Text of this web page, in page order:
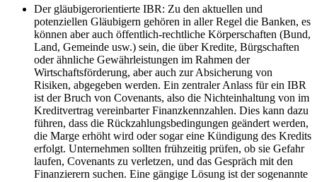
Der gläubigerorientierte IBR: Zu den aktuellen und
potenziellen Gläubigern gehören in aller Regel die Banken, es
können aber auch öffentlich-rechtliche Körperschaften (Bund,
Land, Gemeinde usw.) sein, die über Kredite, Bürgschaften
oder ähnliche Gewährleistungen im Rahmen der
Wirtschaftsförderung, aber auch zur Absicherung von
Risiken, abgegeben werden. Ein zentraler Anlass für ein IBR
ist der Bruch von Covenants, also die Nichteinhaltung von im
Kreditvertrag vereinbarter Finanzkennzahlen. Dies kann dazu
führen, dass die Rückzahlungsbedingungen geändert werden,
die Marge erhöht wird oder sogar eine Kündigung des Kredits
erfolgt. Unternehmen sollten frühzeitig prüfen, ob sie Gefahr
laufen, Covenants zu verletzen, und das Gespräch mit den
Finanzierern suchen. Eine gängige Lösung ist der sogenannte